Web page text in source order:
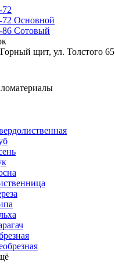
72
72 Основной
86 Сотовый
Горный щит, ул. Толстого 65